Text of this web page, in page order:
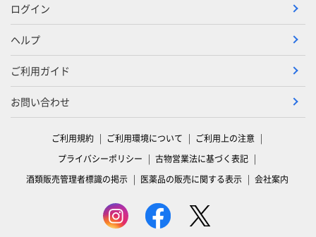
ログイン
ヘルプ
ご利用ガイド
お問い合わせ
ご利用規約 ご利用環境について
ご利用上の注意
プライバシーポリシー
古物営業法に基づく表記
酒類販売管理者標識の掲示
医薬品の販売に関する表示 会社案内